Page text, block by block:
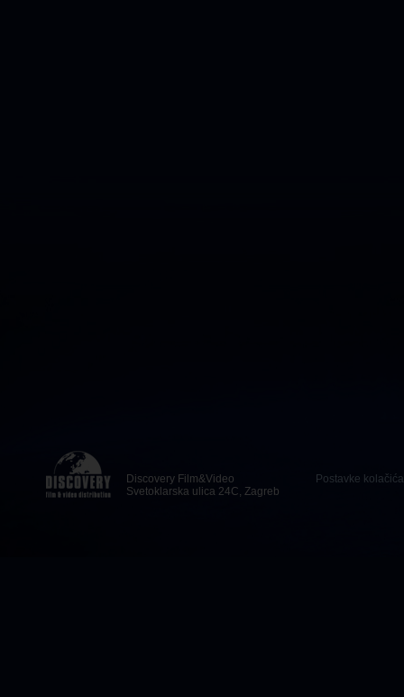
Discovery Film&Video
Svetoklarska ulica 24C, Zagreb
Postavke kolačića